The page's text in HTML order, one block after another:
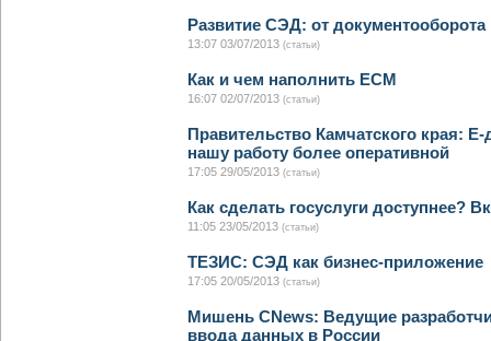
Развитие СЭД: от
13:07 03/07/2013 (статьи)
Как и чем наполнить ECM
16:07 02/07/2013 (статьи)
Правительство Камчатского края:
нашу работу более оперативной
17:05 29/05/2013 (статьи)
Как сделать госуслуги доступнее?
11:05 23/05/2013 (статьи)
ТЕЗИС: СЭД как бизнес-приложение
17:05 20/05/2013 (статьи)
Мишень CNews: Ведущие
ввода данных в России